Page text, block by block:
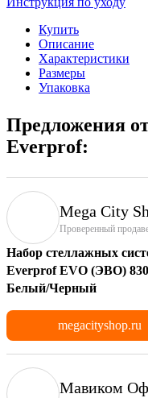
Купить
Описание
Характеристики
Размеры
Упаковка
Предложения
Everprof:
Mega City
Проверенный
Набор стеллажных
Everprof EVO (ЭВО)
Белый/Черный
megacityshop.ru
Мавиком